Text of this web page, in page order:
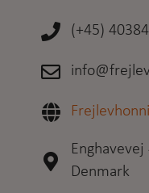
(+45)
Denmark